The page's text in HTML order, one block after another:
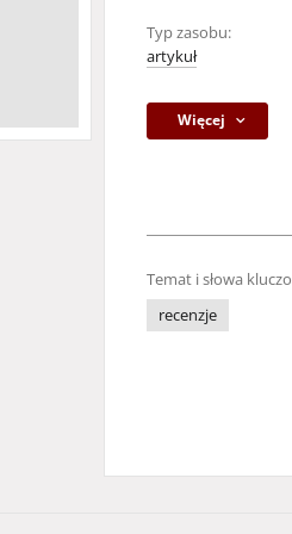
Typ zasobu:
artykuł
Więcej
Temat i słowa
recenzje